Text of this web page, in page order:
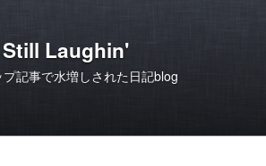
Still Laughin'
プ記事で水増しされた日記blog